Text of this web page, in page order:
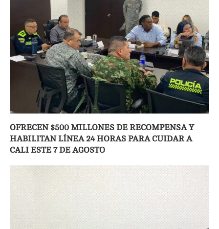
OFRECEN $500 MILLONES DE RECOMPENSA Y
HABILITAN LÍNEA 24 HORAS PARA CUIDAR A
CALI ESTE 7 DE AGOSTO